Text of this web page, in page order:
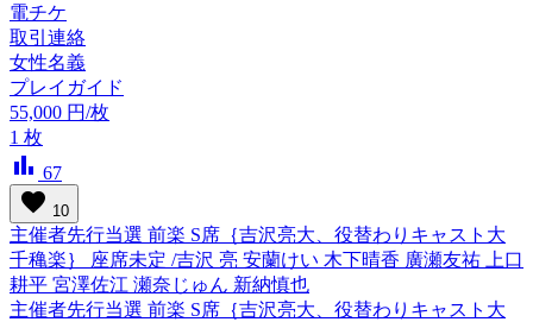
電チケ
取引連絡
女性名義
プレイガイド
55,000 円/枚
1 枚
bar_chart 67
favorite 10
主催者先行当選 前楽 S席｛吉沢亮大、役替わりキャスト大
千穐楽｝ 座席未定 /吉沢 亮 安蘭けい 木下晴香 廣瀬友祐 上口
耕平 宮澤佐江 瀬奈じゅん 新納慎也
主催者先行当選 前楽 S席｛吉沢亮大、役替わりキャスト大